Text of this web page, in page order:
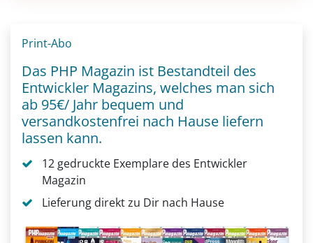
Print-Abo
Das PHP Magazin ist Bestandteil des
Entwickler Magazins, welches man sich
ab 95€/ Jahr bequem und
versandkostenfrei nach Hause liefern
lassen kann.
12 gedruckte Exemplare des Entwickler
Magazin
Lieferung direkt zu Dir nach Hause